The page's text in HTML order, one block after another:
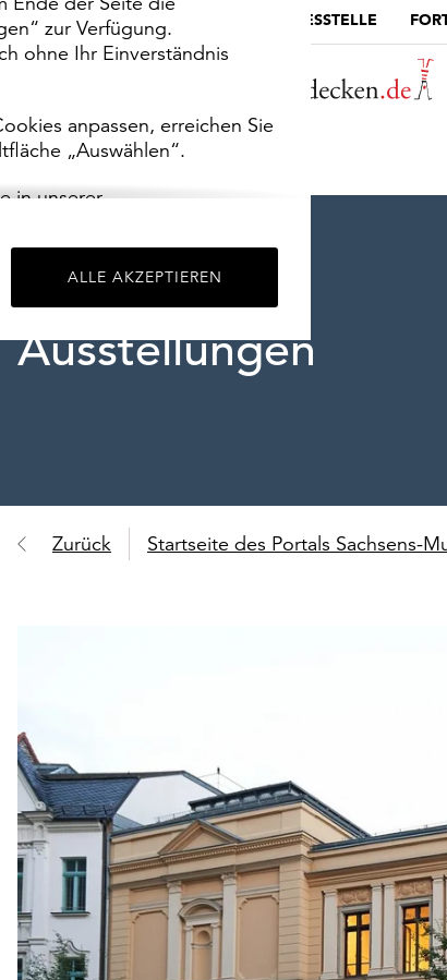
zur Verfügung.
ohne Ihr Einverständnis
anpassen, erreichen Sie
„Auswählen“.
in unserer
ALLE AKZEPTIEREN
MUSEUMSPORTAL DIE LANDESSTELLE
Ausstellungen
Zurück Startseite des Portals Sachsens-